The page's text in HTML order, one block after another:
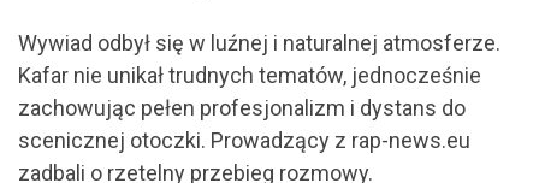
Wywiad odbył się w luźnej i naturalnej atmosferze.
Kafar nie unikał trudnych tematów, jednocześnie
zachowując pełen profesjonalizm i dystans do
scenicznej otoczki. Prowadzący z rap-news.eu
zadbali o rzetelny przebieg rozmowy.